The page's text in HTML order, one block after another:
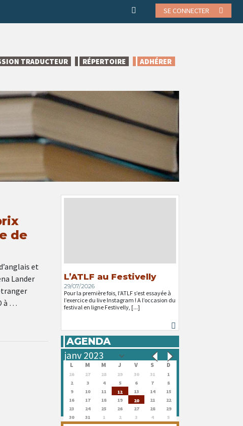
SE CONNECTER
TRADUCTEUR RÉPERTOIRE ADHÉRER
de
et
Lander
à …
L’ATLF au Festivelly
29/07/2026
Pour la première fois, l’ATLF s’est essayée à
l’exercice du live Instagram ! A l’occasion du
festival en ligne Festivelly, [...]
AGENDA
L M M J V S D
26 27 28 29 30 31
1
2
3 4 5 6 7
8
9
10 11 12 13 14
15
16
17 18 19 20 21
22
23
24 25 26 27 28
29
30
31 1 2 3 4 5